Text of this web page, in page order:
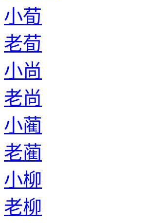
小荀
老荀
小尚
老尚
小蔺
老蔺
小柳
老柳